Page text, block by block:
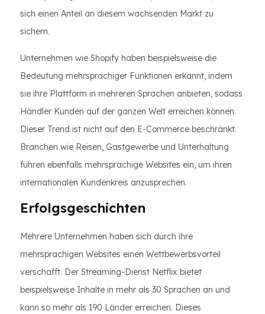
sich einen Anteil an diesem wachsenden Markt zu
sichern.
Unternehmen wie Shopify haben beispielsweise die
Bedeutung mehrsprachiger Funktionen erkannt, indem
sie ihre Plattform in mehreren Sprachen anbieten, sodass
Händler Kunden auf der ganzen Welt erreichen können.
Dieser Trend ist nicht auf den E-Commerce beschränkt.
Branchen wie Reisen, Gastgewerbe und Unterhaltung
führen ebenfalls mehrsprachige Websites ein, um ihren
internationalen Kundenkreis anzusprechen.
Erfolgsgeschichten
Mehrere Unternehmen haben sich durch ihre
mehrsprachigen Websites einen Wettbewerbsvorteil
verschafft. Der Streaming-Dienst Netflix bietet
beispielsweise Inhalte in mehr als 30 Sprachen an und
kann so mehr als 190 Länder erreichen. Dieses